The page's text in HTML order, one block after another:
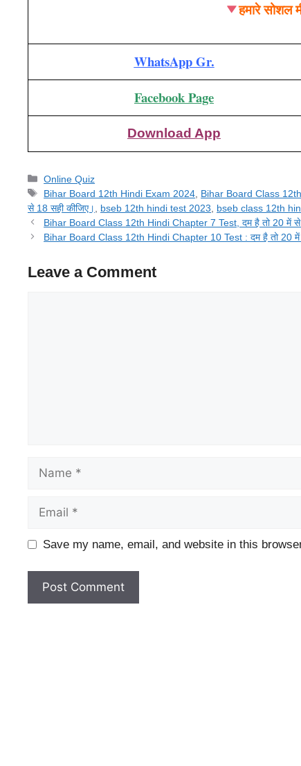
हमारे सोशल
WhatsApp Gr.
Facebook Page
Download App
Categories
Online Quiz
Tags
Bihar Board 12th Hindi Exam 2024 Bihar Board Class
से 18 सही कीजिए।
bseb 12th hindi test 2023
bseb class 12th
Bihar Board Class 12th Hindi Chapter 7 Test, दम है तो 20 में से
Bihar Board Class 12th Hindi Chapter 10 Test : दम है तो 20 में
Leave a Comment
Name
Email
Website
Save my name, email, and website in this